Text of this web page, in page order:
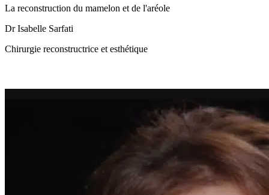
La reconstruction du mamelon et de l'aréole
Dr Isabelle Sarfati
Chirurgie reconstructrice et esthétique